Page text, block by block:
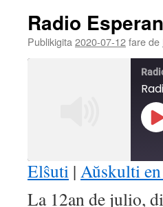
Radio
Publikigita 2020-07-12fare de
Elŝuti | Aŭskulti
La 12an de julio,